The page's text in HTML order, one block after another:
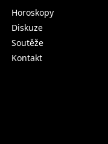
Horoskopy
Diskuze
Soutěže
Kontakt